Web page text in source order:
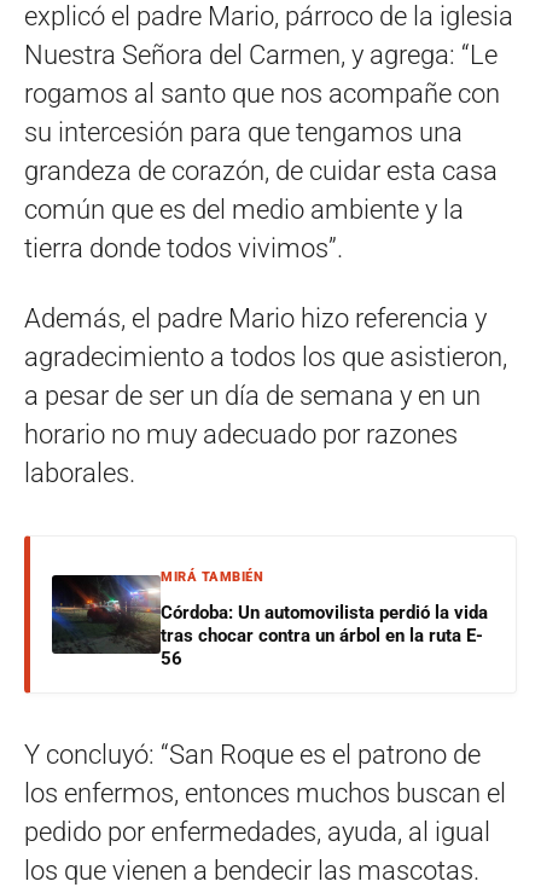
explicó el padre Mario, párroco de la iglesia
Nuestra Señora del Carmen, y agrega: “Le
rogamos al santo que nos acompañe con
su intercesión para que tengamos una
grandeza de corazón, de cuidar esta casa
común que es del medio ambiente y la
tierra donde todos vivimos”.
Además, el padre Mario hizo referencia y
agradecimiento a todos los que asistieron,
a pesar de ser un día de semana y en un
horario no muy adecuado por razones
laborales.
MIRÁ TAMBIÉN
Córdoba: Un automovilista perdió la vida
tras chocar contra un árbol en la ruta E-
56
Y concluyó: “San Roque es el patrono de
los enfermos, entonces muchos buscan el
pedido por enfermedades, ayuda, al igual
los que vienen a bendecir las mascotas.